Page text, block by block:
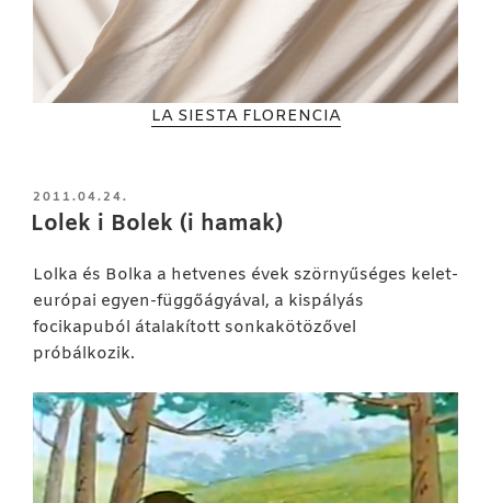
LA SIESTAFLORENCIA
BEKÜLDVE:
2011.04.24.
Lolek i Bolek (i hamak)
Lolka és Bolka a hetvenes évek szörnyűséges kelet-
európai egyen-függőágyával, a kispályás
focikapuból átalakított sonkakötözővel
próbálkozik.